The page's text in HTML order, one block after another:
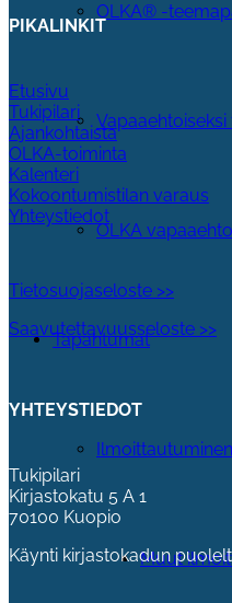
OLKA® -
OLKA
Tapahtumat
Ilmoittautuminen
Muut
PIKALINKIT
Etusivu
Tukipilari
Ajankohtaista
OLKA-toiminta
Kalenteri
Kokoontumistilan varaus
Yhteystiedot
Tietosuojaseloste >>
Saavutettavuusseloste >>
YHTEYSTIEDOT
Tukipilari
Kirjastokatu 5 A 1
70100 Kuopio
Käynti kirjastokadun